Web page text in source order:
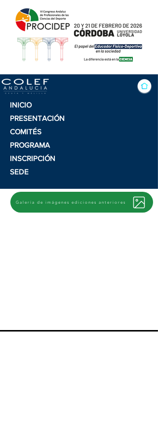
INICIO
PRESENTACIÓN
COMITÉS
PROGRAMA
INSCRIPCIÓN
SEDE
Galería de imágenes ediciones anteriores